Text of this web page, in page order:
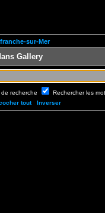
sur-Mer
Gallery
recherche
Rechercher les
tout Inverser